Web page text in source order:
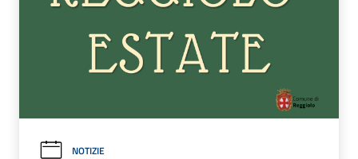
NOTIZIE